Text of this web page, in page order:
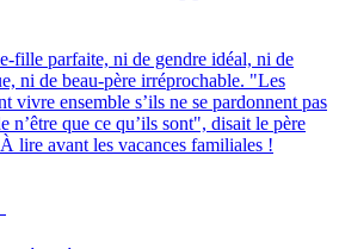
fille parfaite, ni de gendre idéal, ni de
ni de beau-père irréprochable. "Les
vivre ensemble s’ils ne se pardonnent pas
n’être que ce qu’ils sont", disait le père
lire avant les vacances familiales !